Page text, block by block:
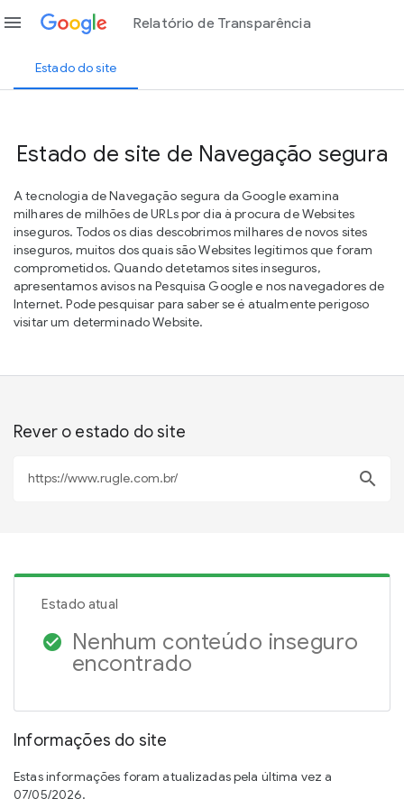
menu Relatório de Transparência
Estado do site
Estado de site de Navegação segura
A tecnologia de Navegação segura da Google examina
milhares de milhões de URLs por dia à procura de Websites
inseguros. Todos os dias descobrimos milhares de novos sites
inseguros, muitos dos quais são Websites legítimos que foram
comprometidos. Quando detetamos sites inseguros,
apresentamos avisos na Pesquisa Google e nos navegadores de
Internet. Pode pesquisar para saber se é atualmente perigoso
visitar um determinado Website.
Rever o estado do site
search
Estado atual
check_circle Nenhum conteúdo inseguro
encontrado
Informações do site
Estas informações foram atualizadas pela última vez a
07/05/2026.